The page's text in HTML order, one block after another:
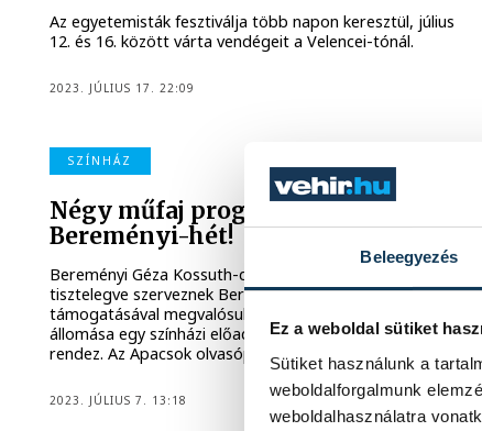
Beleegyezés
Ez a weboldal sütiket
Sütiket használunk a
weboldalforgalmunk
weboldalhasználatra
Az egyetemisták fesztiválja több napon keresztül, július
12. és 16. között várta vendégeit a Velencei-tónál.
2023. JÚLIUS 17. 22:09
SZÍNHÁZ
Négy műfaj programjaival jön a
Bereményi-hét!
Bereményi Géza Kossuth-díjas író munkássága előtt
tisztelegve szerveznek Bereményi-hetet. Az EKF
támogatásával megvalósuló rendezvény egyik jelentős
állomása egy színházi előadás, melyet Bagó Bertalan
rendez. Az Apacsok olvasópróbáján jártunk.
2023. JÚLIUS 7. 13:18